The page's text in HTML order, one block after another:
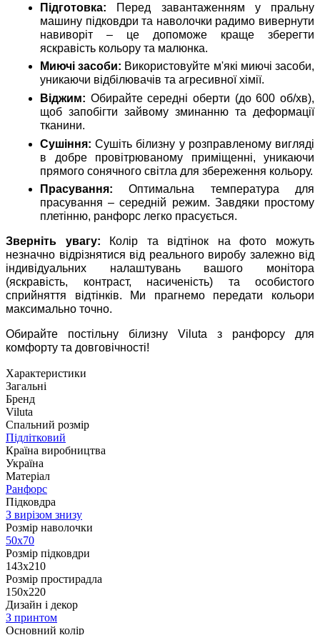
Підготовка: Перед завантаженням у пральну
машину підковдри та наволочки радимо вивернути
навиворіт – це допоможе краще зберегти
яскравість кольору та малюнка.
Миючі засоби: Використовуйте м'які миючі засоби,
уникаючи відбілювачів та агресивної хімії.
Віджим: Обирайте середні оберти (до 600 об/хв),
щоб запобігти зайвому зминанню та деформації
тканини.
Сушіння: Сушіть білизну у розправленому вигляді
в добре провітрюваному приміщенні, уникаючи
прямого сонячного світла для збереження кольору.
Прасування: Оптимальна температура для
прасування – середній режим. Завдяки простому
плетінню, ранфорс легко прасується.
Зверніть увагу: Колір та відтінок на фото можуть
незначно відрізнятися від реального виробу залежно від
індивідуальних налаштувань вашого монітора
(яскравість, контраст, насиченість) та особистого
сприйняття відтінків. Ми прагнемо передати кольори
максимально точно.
Обирайте постільну білизну Viluta з ранфорсу для
комфорту та довговічності!
Характеристики
Загальні
Бренд
Viluta
Спальний розмір
Підлітковий
Країна виробництва
Україна
Матеріал
Ранфорс
Підковдра
З вирізом знизу
Розмір наволочки
50х70
Розмір підковдри
143x210
Розмір простирадла
150х220
Дизайн і декор
З принтом
Основний колір